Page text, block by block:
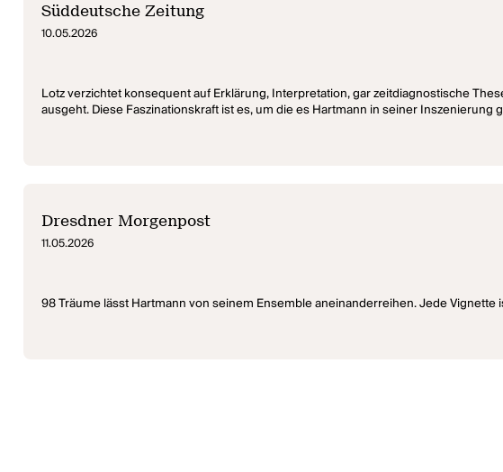
Süddeutsche Zeitung
10.05.2026
Lotz verzichtet konsequent auf Erklärung, Interpretation, gar zeitdiagnostische
ausgeht. Diese Faszinationskraft ist es, um die es Hartmann in seiner Inszenierung
Dresdner Morgenpost
11.05.2026
98 Träume lässt Hartmann von seinem Ensemble aneinanderreihen. Jede Vignette